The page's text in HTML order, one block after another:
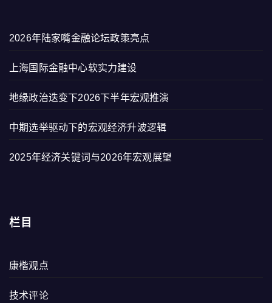
2026年陆家嘴金融论坛政策亮点
上海国际金融中心软实力建设
地缘政治迭变下2026下半年宏观推演
中期选举驱动下的宏观经济升波逻辑
2025年经济关键词与2026年宏观展望
栏目
康楷观点
技术评论